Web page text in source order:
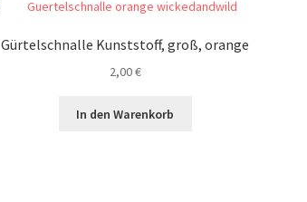
Gürtelschnalle Kunststoff, groß, orange
2,00€
In den Warenkorb